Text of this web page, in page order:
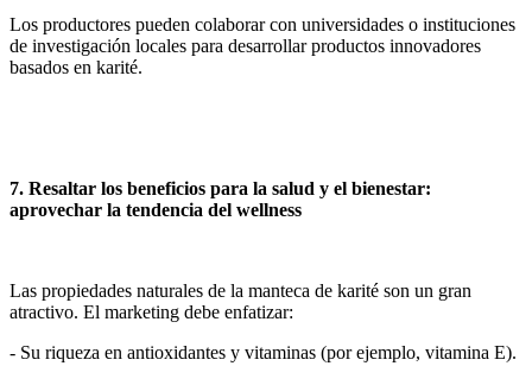
Los productores pueden colaborar con universidades o instituciones
de investigación locales para desarrollar productos innovadores
basados en karité.
7. Resaltar los beneficios para la salud y el bienestar:
aprovechar la tendencia del wellness
Las propiedades naturales de la manteca de karité son un gran
atractivo. El marketing debe enfatizar:
- Su riqueza en antioxidantes y vitaminas (por ejemplo, vitamina E).